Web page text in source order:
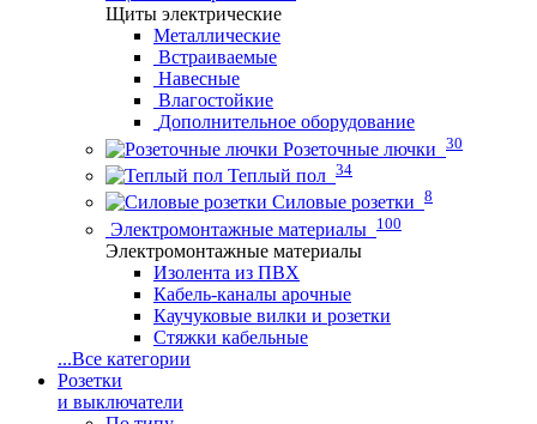
Щиты электрические
Металлические
Встраиваемые
Навесные
Влагостойкие
Дополнительное оборудование
Розеточные лючки 30
Теплый пол 34
Силовые розетки 8
Электромонтажные материалы 100
Электромонтажные материалы
Изолента из ПВХ
Кабель-каналы арочные
Каучуковые вилки и розетки
Стяжки кабельные
...Все категории
Розетки
и выключатели